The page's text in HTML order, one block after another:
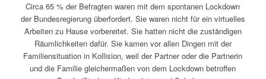
Circa 65 % der Befragten waren mit dem spontanen Lockdown
der Bundesregierung überfordert. Sie waren nicht für ein virtuelles
Arbeiten zu Hause vorbereitet. Sie hatten nicht die zuständigen
Räumlichkeiten dafür. Sie kamen vor allen Dingen mit der
Familiensituation in Kollision, weil der Partner oder die Partnerin
und die Familie gleichermaßen von dem Lockdown betroffen